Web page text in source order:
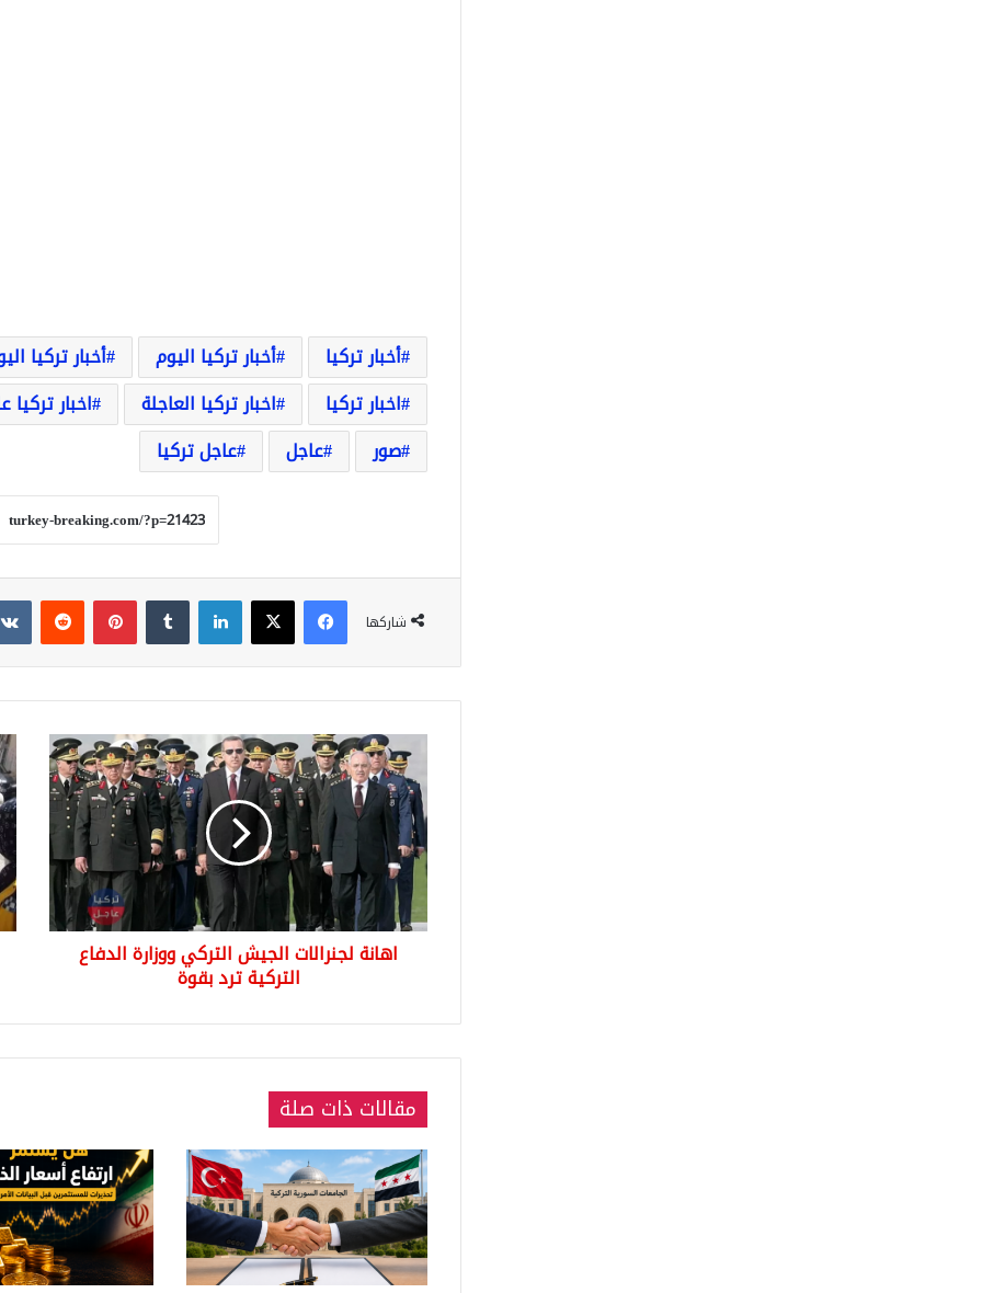
أخبار تركيا أخبار تركيا اليوم أخبار تركيا
اخبار تركيا
اخبار تركيا العاجلة اخبار تركيا
صور
عاجل عاجل تركيا
شاركها
فيسبوك‫X لينكدإن بينتيريست
اهانة
لجنرالات
الجيش
التركي
ووزارة
الدفاع
التركية
ترد
بقوة
اهانة لجنرالات الجيش التركي ووزارة الدفاع
التركية ترد بقوة
مقالات ذات صلة